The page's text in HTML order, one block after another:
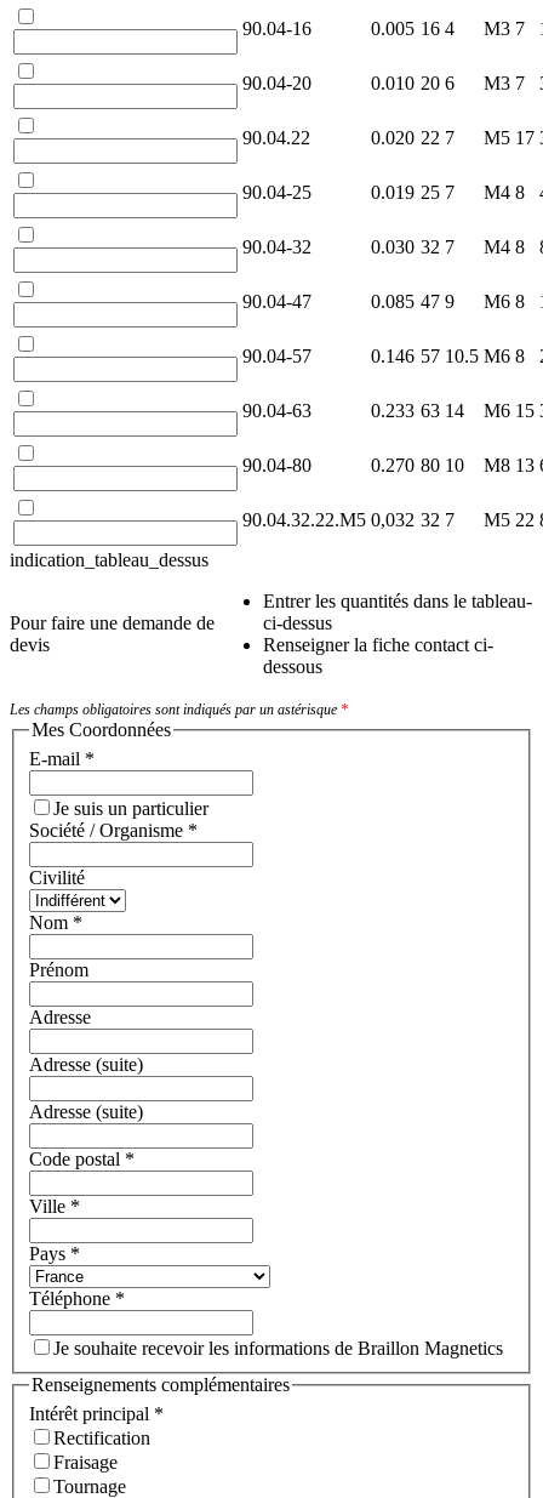
90.04-16 0.005 16 4 M3 7
90.04-20 0.010 20 6 M3 7
90.04.22 0.020 22 7 M5 17
90.04-25 0.019 25 7 M4 8
90.04-32 0.030 32 7 M4 8
90.04-47 0.085 47 9 M6 8
90.04-57 0.146 57 10.5 M6 8
90.04-63 0.233 63 14 M6 15
90.04-80 0.270 80 10 M8 13
90.04.32.22.M5 0,032 32 7 M5 22
indication_tableau_dessus
Pour faire une demande de
devis
Entrer les quantités dans le tableau-
ci-dessus
Renseigner la fiche contact ci-
dessous
Les champs obligatoires sont indiqués par un astérisque *
Mes Coordonnées
E-mail *
Je suis un particulier
Société / Organisme *
Civilité
Nom *
Prénom
Adresse
Adresse (suite)
Adresse (suite)
Code postal *
Ville *
Pays *
Téléphone *
Je souhaite recevoir les informations de Braillon Magnetics
Renseignements complémentaires
Intérêt principal *
Rectification
Fraisage
Tournage